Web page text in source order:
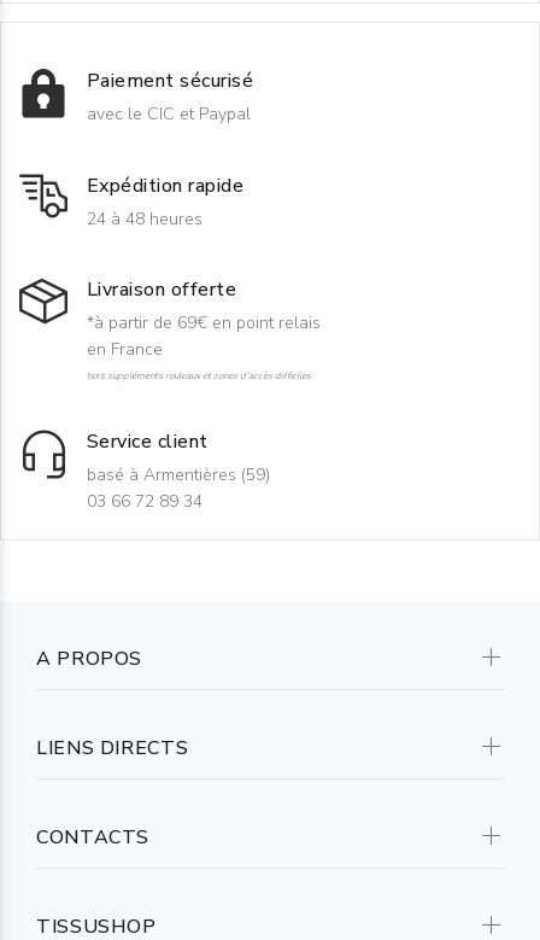
Paiement sécurisé
avec le CIC et Paypal
Expédition rapide
24 à 48 heures
Livraison offerte
*à partir de 69€ en point relais
en France
hors suppléments rouleaux et zones d'accès difficiles
Service client
basé à Armentières (59)
03 66 72 89 34
A PROPOS
LIENS DIRECTS
CONTACTS
TISSUSHOP